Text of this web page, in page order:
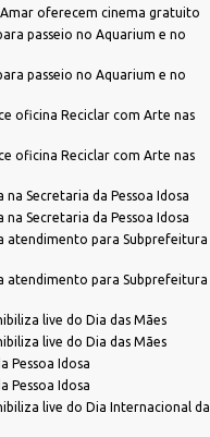
oferecem cinema gratuito
passeio no Aquarium e no
passeio no Aquarium e no
oficina Reciclar com Arte nas
oficina Reciclar com Arte nas
Secretaria da Pessoa Idosa
Secretaria da Pessoa Idosa
atendimento para Subprefeitura
atendimento para Subprefeitura
live do Dia das Mães
live do Dia das Mães
Pessoa Idosa
Pessoa Idosa
live do Dia Internacional da